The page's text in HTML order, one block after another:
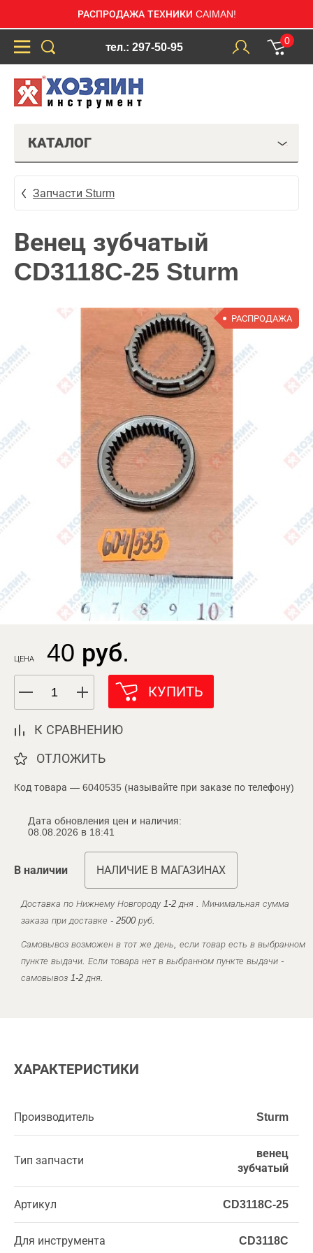
РАСПРОДАЖА ТЕХНИКИ CAIMAN!
тел.: 297-50-95
0
КАТАЛОГ
Запчасти Sturm
Венец зубчатый
CD3118C-25 Sturm
РАСПРОДАЖА
ЦЕНА 40 руб.
КУПИТЬ
К СРАВНЕНИЮ
ОТЛОЖИТЬ
Код товара — 6040535 (называйте при заказе по телефону)
Дата обновления цен и наличия:
08.08.2026 в 18:41
В наличии НАЛИЧИЕ В МАГАЗИНАХ
Доставка по Нижнему Новгороду 1-2 дня . Минимальная сумма
заказа при доставке - 2500 руб.
Самовывоз возможен в тот же день, если товар есть в выбранном
пункте выдачи. Если товара нет в выбранном пункте выдачи -
самовывоз 1-2 дня.
ХАРАКТЕРИСТИКИ
Производитель Sturm
Тип запчасти
венец
зубчатый
Артикул CD3118C-25
Для инструмента CD3118C